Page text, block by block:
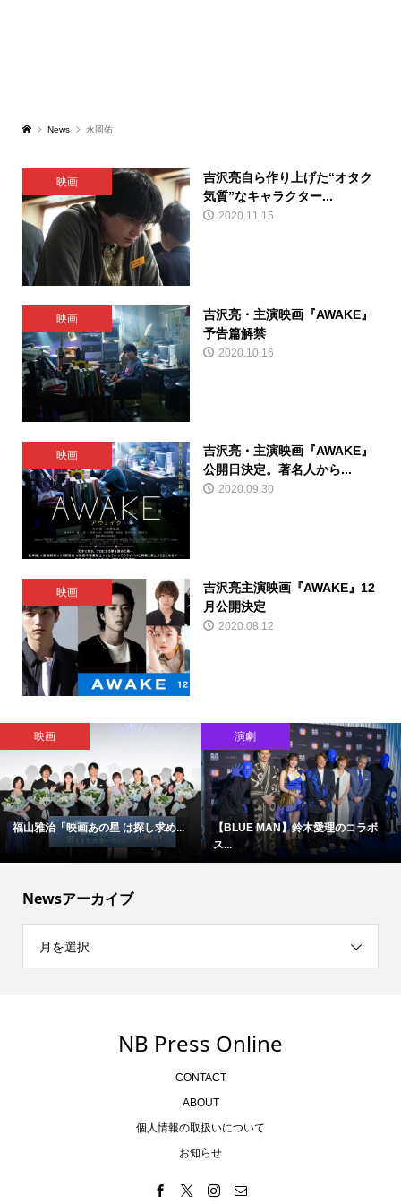
News 永岡佑
映画
吉沢亮自ら作り上げた“オタク
気質”なキャラクター...
2020.11.15
映画
吉沢亮・主演映画『AWAKE』
予告篇解禁
2020.10.16
映画
吉沢亮・主演映画『AWAKE』
公開日決定。著名人から...
2020.09.30
映画
吉沢亮主演映画『AWAKE』12
月公開決定
2020.08.12
映画
福山雅治「映画あの星 は探し求め...
演劇
【BLUE MAN】鈴木愛理のコラボ
ス...
Newsアーカイブ
月を選択
NB Press Online
CONTACT
ABOUT
個人情報の取扱いについて
お知らせ